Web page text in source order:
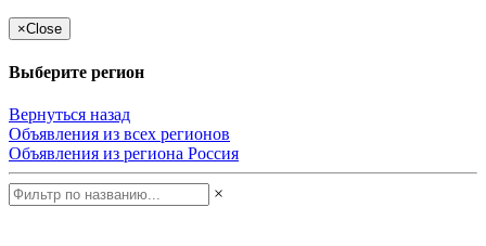
×Close
Выберите регион
Вернуться назад
Объявления из всех регионов
Объявления из региона Россия
×